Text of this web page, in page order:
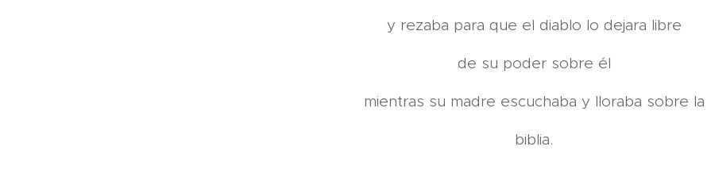
y rezaba para que el diablo lo dejara libre
de su poder sobre él
mientras su madre escuchaba y lloraba sobre la
biblia.